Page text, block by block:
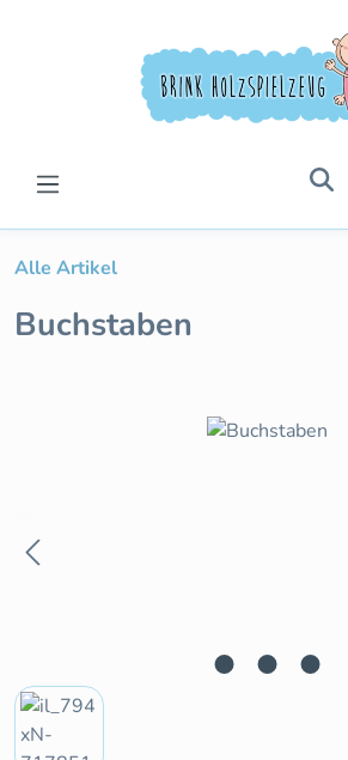
Alle Artikel
Buchstaben
Bildergalerie überspringen